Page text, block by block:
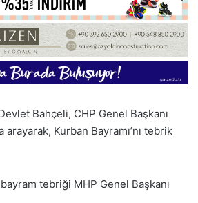
Bahçeli, CHP Genel Başkanı
Kurban Bayramı’nı tebrik
tebriği MHP Genel Başkanı